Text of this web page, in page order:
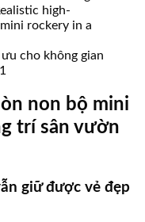
cho không gian
non bộ mini
trí sân vườn
giữ được vẻ đẹp